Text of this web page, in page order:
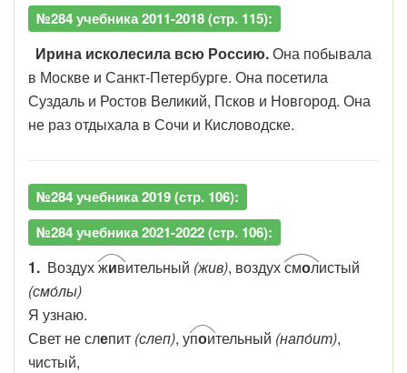
№284 учебника 2011-2018 (стр. 115):
Ирина исколесила всю Россию.Она побывала
в Москве и Санкт-Петербурге. Она посетила
Суздаль и Ростов Великий, Псков и Новгород. Она
не раз отдыхала в Сочи и Кисловодске.
№284 учебника 2019 (стр. 106):
№284 учебника 2021-2022 (стр. 106):
1. Воздухживительный (жив), воздухсмолистый
(смо́лы)
Я узнаю.
Свет не слепит (слеп), упоительный (напо́ит),
чистый,